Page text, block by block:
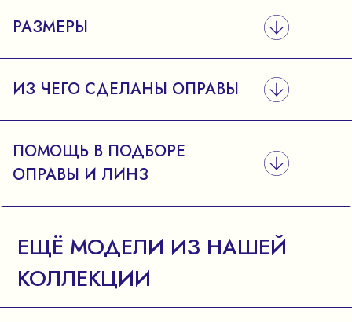
РАЗМЕРЫ
ИЗ ЧЕГО СДЕЛАНЫ ОПРАВЫ
ПОМОЩЬ В ПОДБОРЕ
ОПРАВЫ И ЛИНЗ
ЕЩЁ МОДЕЛИ ИЗ НАШЕЙ
КОЛЛЕКЦИИ